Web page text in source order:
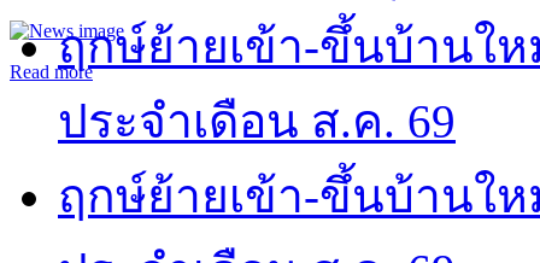
Read moreฤกษ์ย้ายเข้า-ขึ้นบ้านใ
ประจำเดือน ส.ค. 69
ฤกษ์ย้ายเข้า-ขึ้นบ้านใ